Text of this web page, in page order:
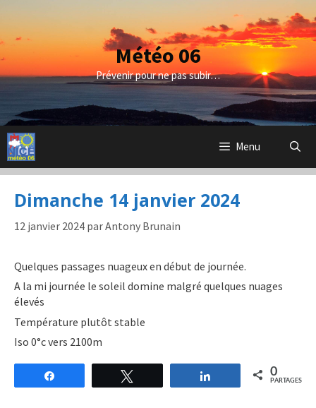
contenu
Météo 06
Prévenir pour ne pas subir…
Menu
Dimanche 14 janvier 2024
12 janvier 2024 parAntony Brunain
Quelques passages nuageux en début de journée.
A la mi journée le soleil domine malgré quelques nuages
élevés
Température plutôt stable
Iso 0°c vers 2100m
Partagez 0
PARTAGES